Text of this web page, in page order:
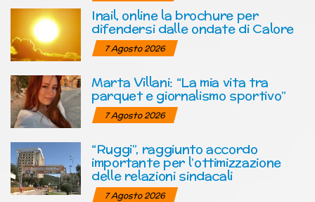
Inail, online la brochure per
difendersi dalle ondate di Calore
7 Agosto 2026
Marta Villani: “La mia vita tra
parquet e giornalismo sportivo”
7 Agosto 2026
“Ruggi”, raggiunto accordo
importante per l’ottimizzazione
delle relazioni sindacali
7 Agosto 2026